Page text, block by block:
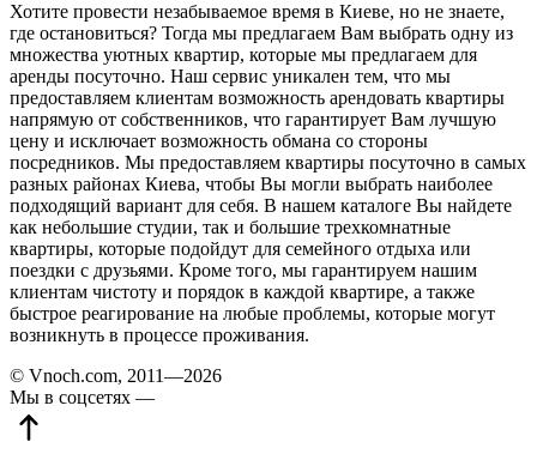
Хотите провести незабываемое время в Киеве, но не знаете,
где остановиться? Тогда мы предлагаем Вам выбрать одну из
множества уютных квартир, которые мы предлагаем для
аренды посуточно. Наш сервис уникален тем, что мы
предоставляем клиентам возможность арендовать квартиры
напрямую от собственников, что гарантирует Вам лучшую
цену и исключает возможность обмана со стороны
посредников. Мы предоставляем квартиры посуточно в самых
разных районах Киева, чтобы Вы могли выбрать наиболее
подходящий вариант для себя. В нашем каталоге Вы найдете
как небольшие студии, так и большие трехкомнатные
квартиры, которые подойдут для семейного отдыха или
поездки с друзьями. Кроме того, мы гарантируем нашим
клиентам чистоту и порядок в каждой квартире, а также
быстрое реагирование на любые проблемы, которые могут
возникнуть в процессе проживания.
© Vnoch.com, 2011—2026
Мы в соцсетях —